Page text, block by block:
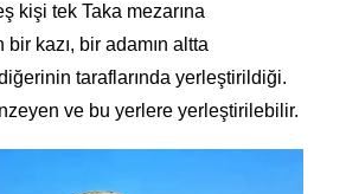
kişi tek Taka mezarına
kazı, bir adamın altta
taraflarında yerleştirildiği.
ve bu yerlere yerleştirilebilir.